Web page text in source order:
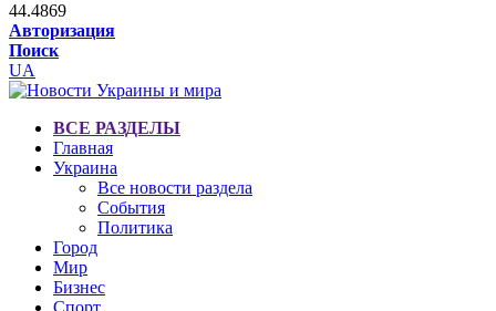
44.4869
Авторизация
Поиск
UA
ВСЕ РАЗДЕЛЫ
Главная
Украина
Все новости раздела
События
Политика
Город
Мир
Бизнес
Спорт